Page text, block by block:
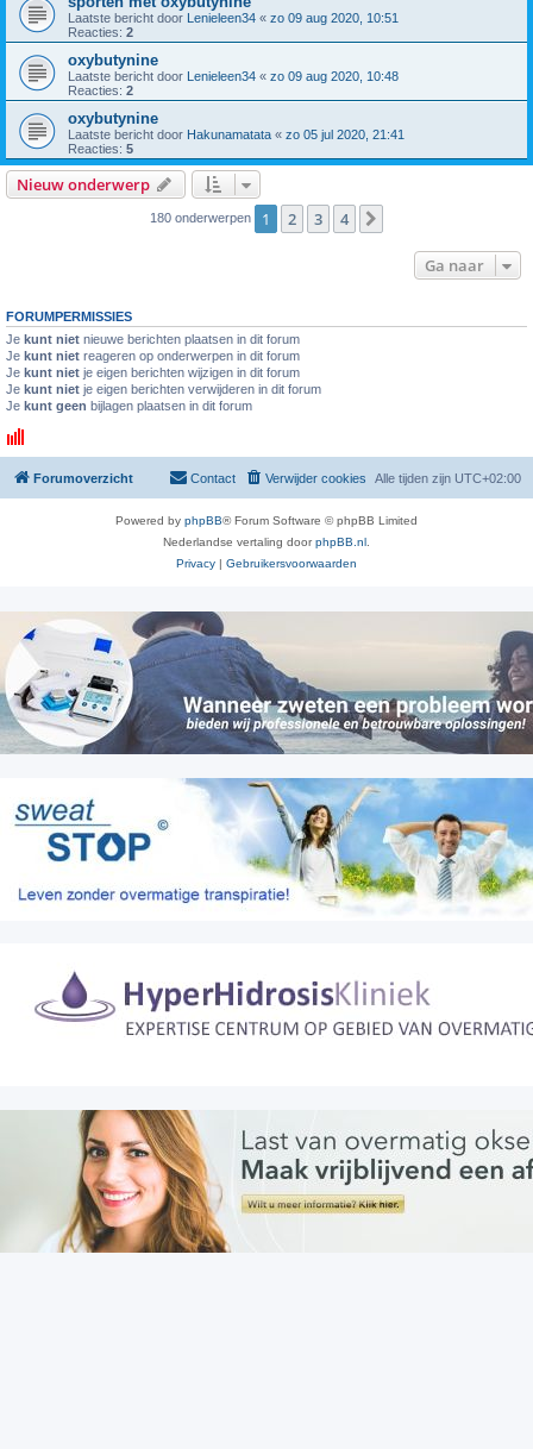
Laatste bericht door Lenieleen34 « zo 09 aug 2020, 10:51
Reacties: 2
oxybutynine
Laatste bericht door Lenieleen34 « zo 09 aug 2020, 10:48
Reacties: 2
oxybutynine
Laatste bericht door Hakunamatata « zo 05 jul 2020, 21:41
Reacties: 5
Nieuw onderwerp
180 onderwerpen 1 2 3 4
Ga naar
FORUMPERMISSIES
Je kunt niet nieuwe berichten plaatsen in dit forum
Je kunt niet reageren op onderwerpen in dit forum
Je kunt niet je eigen berichten wijzigen in dit forum
Je kunt niet je eigen berichten verwijderen in dit forum
Je kunt geen bijlagen plaatsen in dit forum
Forumoverzicht Alle tijden zijn UTC+02:00
Verwijder cookies
Contact
Powered by phpBB® Forum Software © phpBB Limited
Nederlandse vertaling doorphpBB.nl.
Privacy | Gebruikersvoorwaarden